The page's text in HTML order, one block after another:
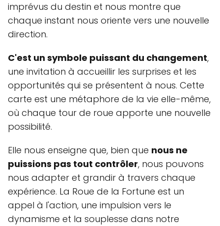
imprévus du destin et nous montre que
chaque instant nous oriente vers une nouvelle
direction.
C'est un symbole puissant du changement,
une invitation à accueillir les surprises et les
opportunités qui se présentent à nous. Cette
carte est une métaphore de la vie elle-même,
où chaque tour de roue apporte une nouvelle
possibilité.
Elle nous enseigne que, bien que nous ne
puissions pas tout contrôler, nous pouvons
nous adapter et grandir à travers chaque
expérience. La Roue de la Fortune est un
appel à l'action, une impulsion vers le
dynamisme et la souplesse dans notre